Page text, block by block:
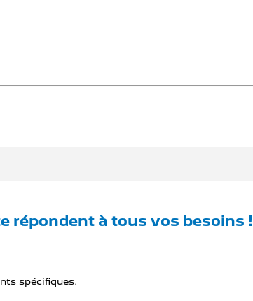
répondent à tous vos besoins !
spécifiques.